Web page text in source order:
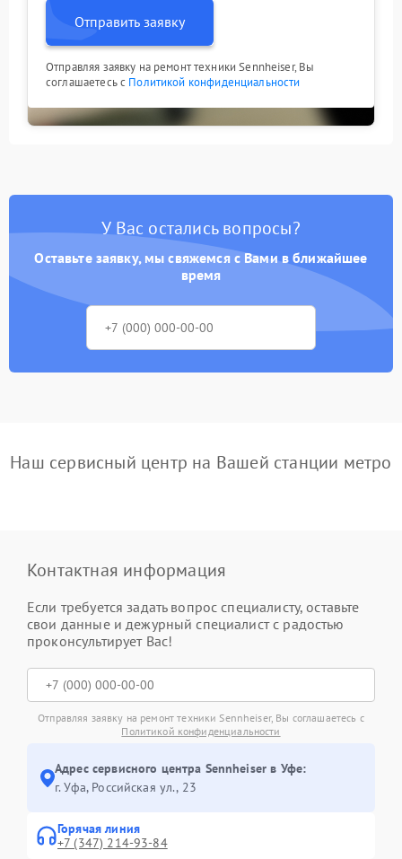
Отправить заявку
Отправляя заявку на ремонт техники Sennheiser, Вы
соглашаетесь с Политикой конфиденциальности
У Вас остались вопросы?
Оставьте заявку, мы свяжемся с Вами в ближайшее
время
Наш сервисный центр на Вашей станции метро
Контактная информация
Если требуется задать вопрос специалисту, оставьте
свои данные и дежурный специалист с радостью
проконсультирует Вас!
Отправляя заявку на ремонт техники Sennheiser, Вы соглашаетесь с
Политикой конфиденциальности
Адрес сервисного центра Sennheiser в Уфе:
г. Уфа, Российская ул., 23
Горячая линия
+7 (347) 214-93-84